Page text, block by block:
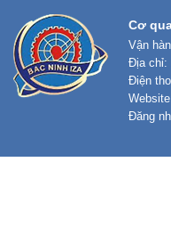
Cơ
Vận
Địa chỉ:
Điện
Đăng